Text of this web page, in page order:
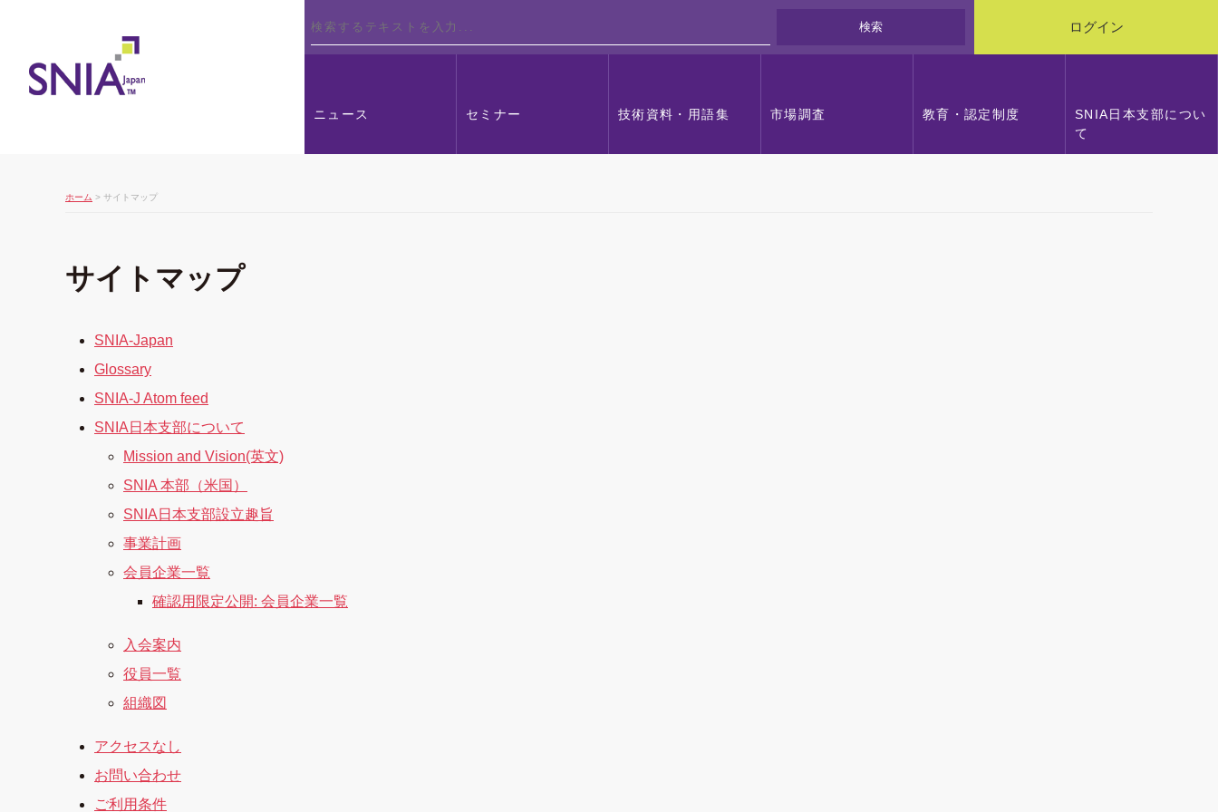
検索 ログイン
ニュース セミナー 技術資料・用語集 市場調査 教育・認定制度
SNIA日本支部につい
て
ホーム > サイトマップ
サイトマップ
SNIA-Japan
Glossary
SNIA-J Atom feed
SNIA日本支部について
Mission and Vision(英文)
SNIA 本部（米国）
SNIA日本支部設立趣旨
事業計画
会員企業一覧
確認用限定公開: 会員企業一覧
入会案内
役員一覧
組織図
アクセスなし
お問い合わせ
ご利用条件